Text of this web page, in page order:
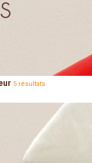
5 résultats